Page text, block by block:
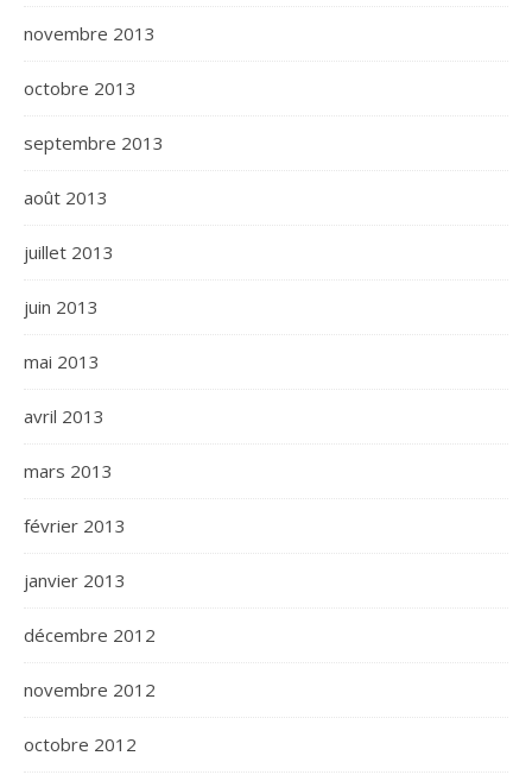
novembre 2013
octobre 2013
septembre 2013
août 2013
juillet 2013
juin 2013
mai 2013
avril 2013
mars 2013
février 2013
janvier 2013
décembre 2012
novembre 2012
octobre 2012